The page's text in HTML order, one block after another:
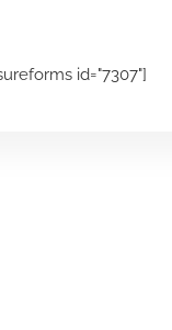
id="7307"]